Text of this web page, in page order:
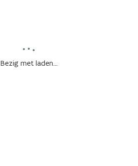
Bezig met laden...